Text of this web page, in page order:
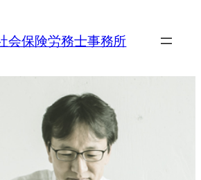
会保険労務士事務所